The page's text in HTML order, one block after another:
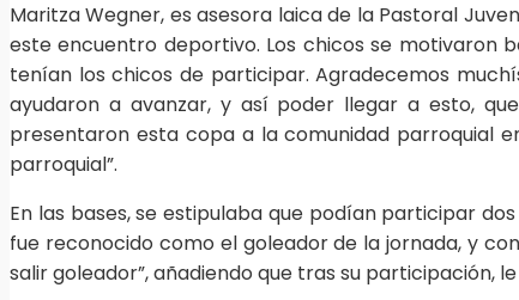
Maritza Wegner, es asesora laica de la Pastoral
este encuentro deportivo. Los chicos se motivaron
tenían los chicos de participar. Agradecemos
ayudaron a avanzar, y así poder llegar a esto,
presentaron esta copa a la comunidad parroquial
parroquial”.
En las bases, se estipulaba que podían participar
fue reconocido como el goleador de la jornada, y
salir goleador”, añadiendo que tras su participación,